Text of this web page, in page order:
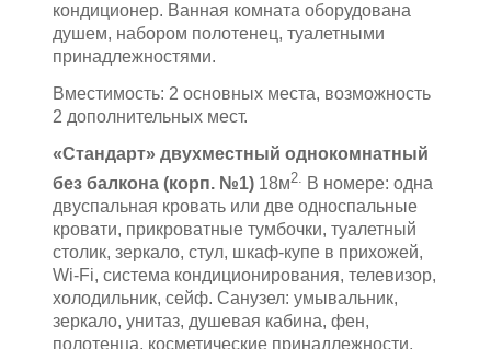
кондиционер. Ванная комната оборудована
душем, набором полотенец, туалетными
принадлежностями.
Вместимость: 2 основных места, возможность
2 дополнительных мест.
«Стандарт» двухместный однокомнатный
без балкона (корп. №1) 18м2.
В номере: одна
двуспальная кровать или две односпальные
кровати, прикроватные тумбочки, туалетный
столик, зеркало, стул, шкаф-купе в прихожей,
Wi-Fi, система кондиционирования, телевизор,
холодильник, сейф. Санузел: умывальник,
зеркало, унитаз, душевая кабина, фен,
полотенца, косметические принадлежности,